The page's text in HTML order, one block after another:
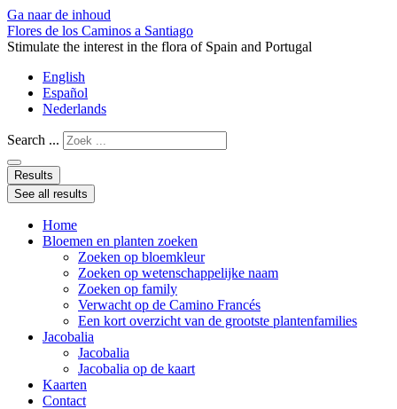
Ga naar de inhoud
Flores de los Caminos a Santiago
Stimulate the interest in the flora of Spain and Portugal
English
Español
Nederlands
Search ...
Results
See all results
Home
Bloemen en planten zoeken
Zoeken op bloemkleur
Zoeken op wetenschappelijke naam
Zoeken op family
Verwacht op de Camino Francés
Een kort overzicht van de grootste plantenfamilies
Jacobalia
Jacobalia
Jacobalia op de kaart
Kaarten
Contact